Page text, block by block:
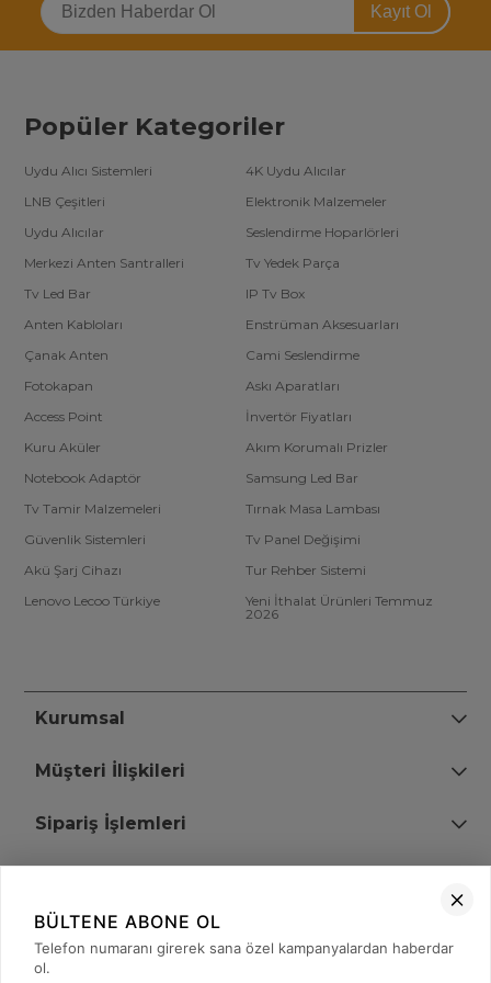
değişim göstermektedir.
Kayıt Ol
Popüler Kategoriler
Uydu Alıcı Sistemleri
4K Uydu Alıcılar
LNB Çeşitleri
Elektronik Malzemeler
Uydu Alıcılar
Seslendirme Hoparlörleri
Merkezi Anten Santralleri
Tv Yedek Parça
Tv Led Bar
IP Tv Box
Anten Kabloları
Enstrüman Aksesuarları
Çanak Anten
Cami Seslendirme
Fotokapan
Askı Aparatları
Access Point
İnvertör Fiyatları
Kuru Aküler
Akım Korumalı Prizler
Notebook Adaptör
Samsung Led Bar
Tv Tamir Malzemeleri
Tırnak Masa Lambası
Güvenlik Sistemleri
Tv Panel Değişimi
Akü Şarj Cihazı
Tur Rehber Sistemi
Lenovo Lecoo Türkiye
Yeni İthalat Ürünleri Temmuz
2026
Kurumsal
Müşteri İlişkileri
Sipariş İşlemleri
+90 (850) 473 08 08
BÜLTENE ABONE OL
Telefon numaranı girerek sana özel kampanyalardan haberdar
ol.